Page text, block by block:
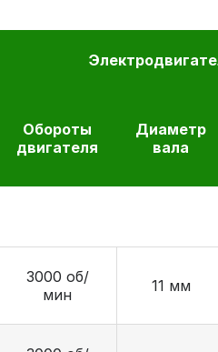
Обороты
двигателя
Диаметр
вала
3000 об/
мин
11 мм